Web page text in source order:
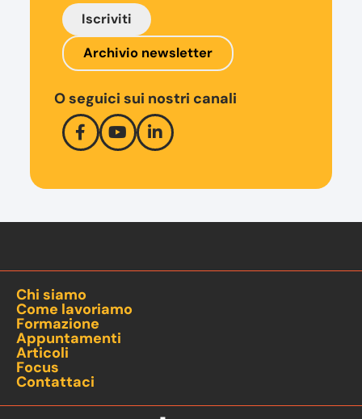
Iscriviti
Archivio newsletter
O seguici sui nostri canali
Chi siamo
Come lavoriamo
Formazione
Appuntamenti
Articoli
Focus
Contattaci